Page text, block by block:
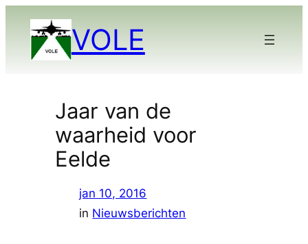
VOLE
Jaar van de
waarheid voor
Eelde
jan 10, 2016
in Nieuwsberichten